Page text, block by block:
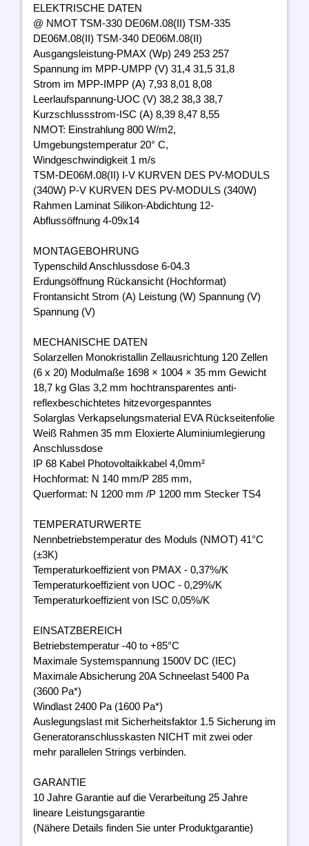
ELEKTRISCHE DATEN
@ NMOT TSM-330 DE06M.08(II) TSM-335
DE06M.08(II) TSM-340 DE06M.08(II)
Ausgangsleistung-PMAX (Wp) 249 253 257
Spannung im MPP-UMPP (V) 31,4 31,5 31,8
Strom im MPP-IMPP (A) 7,93 8,01 8,08
Leerlaufspannung-UOC (V) 38,2 38,3 38,7
Kurzschlussstrom-ISC (A) 8,39 8,47 8,55
NMOT: Einstrahlung 800 W/m2,
Umgebungstemperatur 20° C,
Windgeschwindigkeit 1 m/s
TSM-DE06M.08(II) I-V KURVEN DES PV-MODULS
(340W) P-V KURVEN DES PV-MODULS (340W)
Rahmen Laminat Silikon-Abdichtung 12-
Abflussöffnung 4-09x14
MONTAGEBOHRUNG
Typenschild Anschlussdose 6-04.3
Erdungsöffnung Rückansicht (Hochformat)
Frontansicht Strom (A) Leistung (W) Spannung (V)
Spannung (V)
MECHANISCHE DATEN
Solarzellen Monokristallin Zellausrichtung 120 Zellen
(6 x 20) Modulmaße 1698 × 1004 × 35 mm Gewicht
18,7 kg Glas 3,2 mm hochtransparentes anti-
reflexbeschichtetes hitzevorgespanntes
Solarglas Verkapselungsmaterial EVA Rückseitenfolie
Weiß Rahmen 35 mm Eloxierte Aluminiumlegierung
Anschlussdose
IP 68 Kabel Photovoltaikkabel 4,0mm²
Hochformat: N 140 mm/P 285 mm,
Querformat: N 1200 mm /P 1200 mm Stecker TS4
TEMPERATURWERTE
Nennbetriebstemperatur des Moduls (NMOT) 41°C
(±3K)
Temperaturkoeffizient von PMAX - 0,37%/K
Temperaturkoeffizient von UOC - 0,29%/K
Temperaturkoeffizient von ISC 0,05%/K
EINSATZBEREICH
Betriebstemperatur -40 to +85°C
Maximale Systemspannung 1500V DC (IEC)
Maximale Absicherung 20A Schneelast 5400 Pa
(3600 Pa*)
Windlast 2400 Pa (1600 Pa*)
Auslegungslast mit Sicherheitsfaktor 1.5 Sicherung im
Generatoranschlusskasten NICHT mit zwei oder
mehr parallelen Strings verbinden.
GARANTIE
10 Jahre Garantie auf die Verarbeitung 25 Jahre
lineare Leistungsgarantie
(Nähere Details finden Sie unter Produktgarantie)